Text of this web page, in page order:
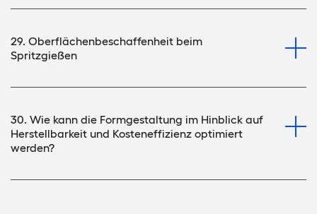
29. Oberflächenbeschaffenheit beim
Spritzgießen
30. Wie kann die Formgestaltung im Hinblick auf
Herstellbarkeit und Kosteneffizienz optimiert
werden?